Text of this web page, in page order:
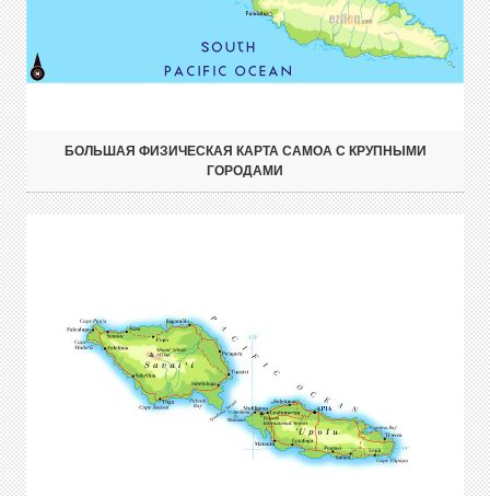
БОЛЬШАЯ ФИЗИЧЕСКАЯ КАРТА САМОА С КРУПНЫМИ
ГОРОДАМИ